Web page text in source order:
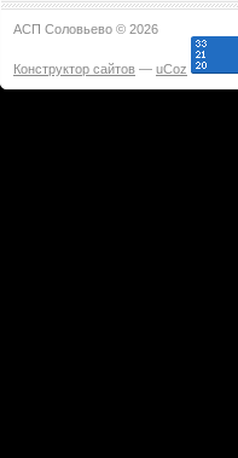
АСП Соловьево © 2026
Конструктор сайтов — uCoz